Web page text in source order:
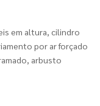
​​em altura, cilindro
por ar forçado
arbusto